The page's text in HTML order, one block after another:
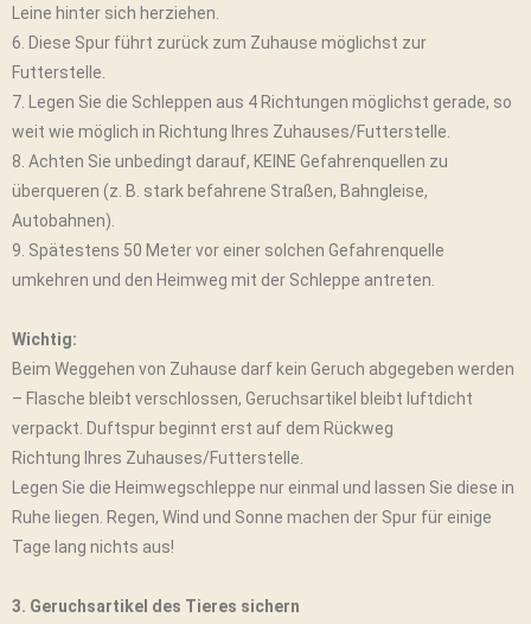
Leine hinter sich herziehen.
6. Diese Spur führt zurück zum Zuhause möglichst zur
Futterstelle.
7. Legen Sie die Schleppen aus 4 Richtungen möglichst gerade, so
weit wie möglich in Richtung Ihres Zuhauses/Futterstelle.
8. Achten Sie unbedingt darauf, KEINE Gefahrenquellen zu
überqueren (z. B. stark befahrene Straßen, Bahngleise,
Autobahnen).
9. Spätestens 50 Meter vor einer solchen Gefahrenquelle
umkehren und den Heimweg mit der Schleppe antreten.
Wichtig:
Beim Weggehen von Zuhause darf kein Geruch abgegeben werden
– Flasche bleibt verschlossen, Geruchsartikel bleibt luftdicht
verpackt. Duftspur beginnt erst auf dem Rückweg
Richtung Ihres Zuhauses/Futterstelle.
Legen Sie die Heimwegschleppe nur einmal und lassen Sie diese in
Ruhe liegen. Regen, Wind und Sonne machen der Spur für einige
Tage lang nichts aus!
3. Geruchsartikel des Tieres sichern